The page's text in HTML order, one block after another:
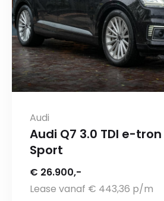
Audi
Audi Q7 3.0 TDI e-
Sport
€ 26.900,-
Lease vanaf € 443,36 p/m